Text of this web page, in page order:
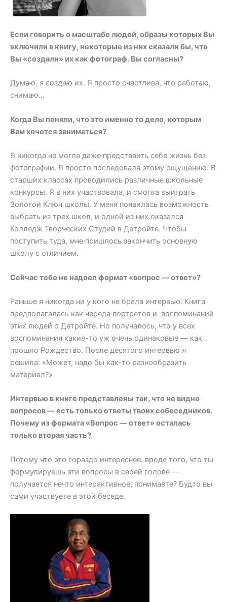
Если говорить о масштабе людей, образы которых Вы
включили в книгу, некоторые из них сказали бы, что
Вы «создали» их как фотограф. Вы согласны?
Думаю, я создаю их. Я просто счастлива, что работаю,
снимаю…
Когда Вы поняли, что это именно то дело, которым
Вам хочется заниматься?
Я никогда не могла даже представить себе жизнь без
фотографии. Я просто последовала этому ощущению. В
старших классах проводились различные школьные
конкурсы. Я в них участвовала, и смогла выиграть
Золотой Ключ школы. У меня появилась возможность
выбрать из трех школ, и одной из них оказался
Колледж Творческих Студий в Детройте. Чтобы
поступить туда, мне пришлось закончить основную
школу с отличием.
Сейчас тебе не надоел формат «вопрос — ответ»?
Раньше я никогда ни у кого не брала интервью. Книга
предполагалась как череда портретов и воспоминаний
этих людей о Детройте. Но получалось, что у всех
воспоминания какие-то уж очень одинаковые — как
прошло Рождество. После десятого интервью я
решила: «Может, надо бы как-то разнообразить
материал?»
Интервью в книге представлены так, что не видно
вопросов — есть только ответы твоих собеседников.
Почему из формата «Вопрос — ответ» осталась
только вторая часть?
Потому что это гораздо интереснее: вроде того, что ты
формулируешь эти вопросы в своей голове —
получается нечто интерактивное, понимаете? Будто вы
сами участвуете в этой беседе.